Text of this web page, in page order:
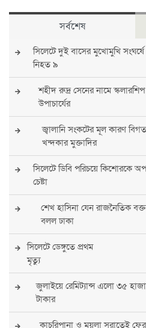
সর্বশেষ
সিলেটে দুই বাসের মুখোমুখি সংঘর্ষে
নিহত ৯
শহীদ রুদ্র সেনের নামে স্কলারশিপ
উপাচার্যের
জ্বালানি সংকটের মূল কারণ
খন্দকার মুক্তাদির
সিলেটে ডিবি পরিচয়ে কিশোরকে
চেষ্টা
শেখ হাসিনা যেন রাজনৈতিক
বলল ঢাকা
সিলেটে ডেঙ্গুতে প্রথম
মৃত্যু
জুলাইয়ে রেমিট্যান্স এলো ৩৫
টাকার
কাচুরিপানা ও ময়লা সরাতেই